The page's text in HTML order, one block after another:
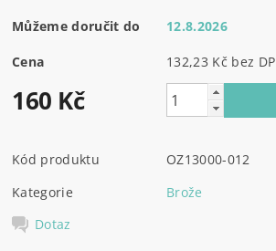
Můžeme doručit do 12.8.2026
Cena 132,23 Kč bez
160 Kč
Kód produktu
OZ13000-012
Kategorie
Brože
Dotaz